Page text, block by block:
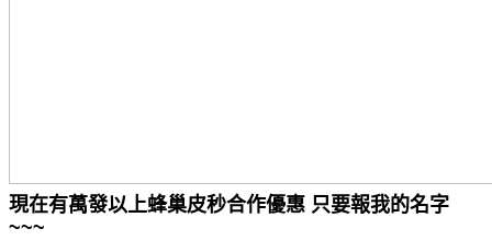
現在有萬發以上蜂巢皮秒合作優惠 只要報我的名字
~~~